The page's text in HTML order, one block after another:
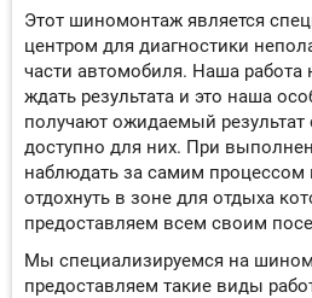
Пт
09:00-
Этот шиномонтаж является
центром для диагностики
части автомобиля. Наша работа
ждать результата и это наша
получают ожидаемый результат
доступно для них. При
наблюдать за самим
отдохнуть в зоне для отдыха
предоставляем всем своим
Мы специализируемся на
предоставляем такие виды